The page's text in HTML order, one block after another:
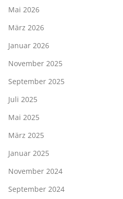
Mai 2026
März 2026
Januar 2026
November 2025
September 2025
Juli 2025
Mai 2025
März 2025
Januar 2025
November 2024
September 2024